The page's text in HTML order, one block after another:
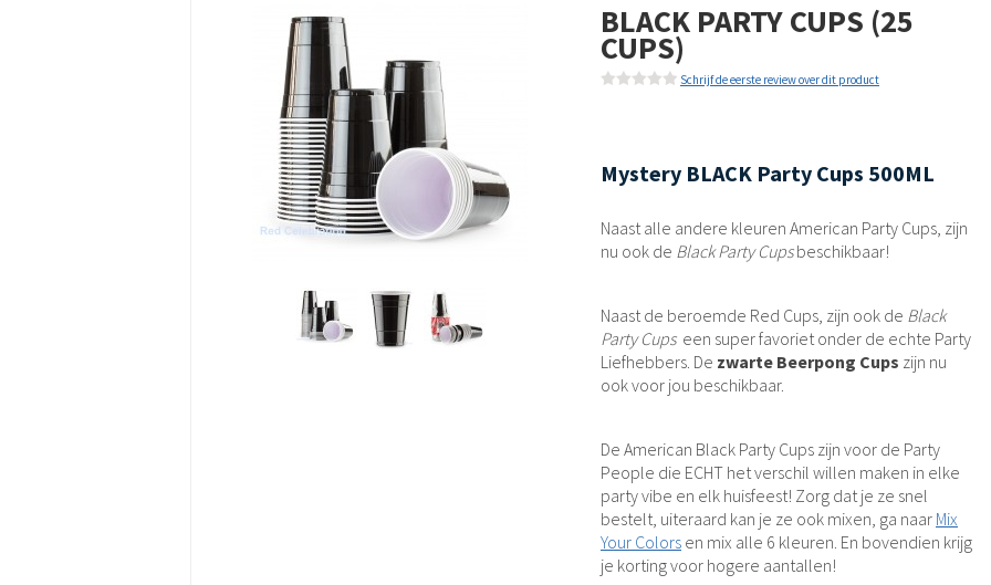
BLACK PARTY CUPS (25
CUPS)
Schrijf de eerste review over dit product
Mystery BLACK Party Cups 500ML
Naast alle andere kleuren American Party Cups, zijn
nu ook de Black Party Cupsbeschikbaar!
Naast de beroemde Red Cups, zijn ook de Black
Party Cupseen super favoriet onder de echte Party
Liefhebbers. De zwarte Beerpong Cups zijn nu
ook voor jou beschikbaar.
De American Black Party Cups zijn voor de Party
People die ECHT het verschil willen maken in elke
party vibe en elk huisfeest! Zorg dat je ze snel
bestelt, uiteraard kan je ze ook mixen, ga naar Mix
Your Colors en mix alle 6 kleuren. En bovendien krijg
je korting voor hogere aantallen!